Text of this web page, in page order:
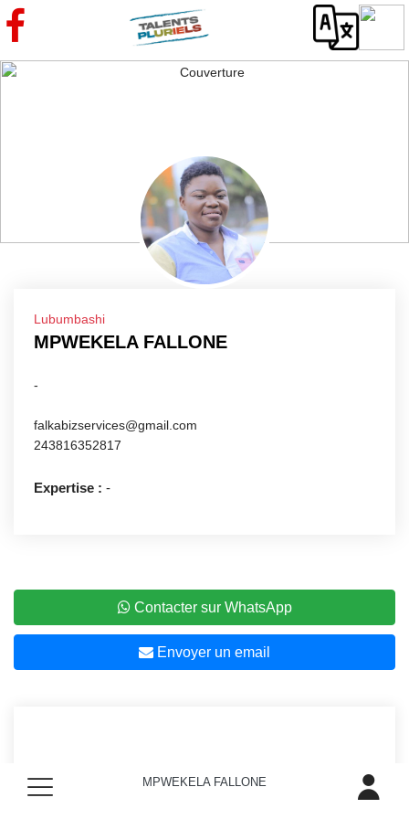
Lubumbashi
MPWEKELA FALLONE
-
falkabizservices@gmail.com
243816352817
Expertise : -
Contacter sur WhatsApp
Envoyer un email
MPWEKELA FALLONE